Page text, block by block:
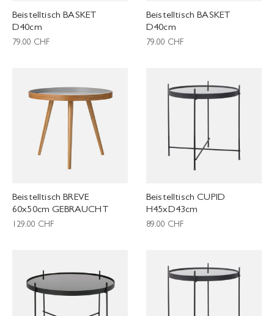
Beistelltisch BASKET
D40cm
79.00 CHF
Beistelltisch BASKET
D40cm
79.00 CHF
Beistelltisch BREVE
60x50cm GEBRAUCHT
129.00 CHF
Beistelltisch CUPID
H45xD43cm
89.00 CHF